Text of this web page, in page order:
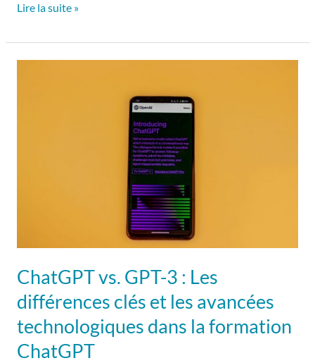
Lire la suite »
ChatGPT vs. GPT-3 : Les
différences clés et les avancées
technologiques dans la formation
ChatGPT
les
technologiques
dans
la
formation